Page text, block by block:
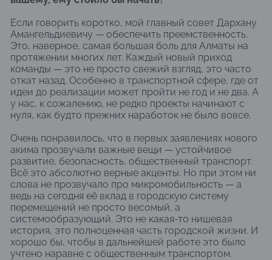
Если говорить коротко, мой главный совет Дархану
Амангельдиевичу — обеспечить преемственность.
Это, наверное, самая большая боль для Алматы на
протяжении многих лет. Каждый новый приход
команды — это не просто свежий взгляд, это часто
откат назад. Особенно в транспортной сфере, где от
идеи до реализации может пройти не год и не два. А
у нас, к сожалению, не редко проекты начинают с
нуля, как будто прежних наработок не было вовсе.
Очень понравилось, что в первых заявлениях нового
акима прозвучали важные вещи — устойчивое
развитие, безопасность, общественный транспорт.
Всё это абсолютно верные акценты. Но при этом ни
слова не прозвучало про микромобильность — а
ведь на сегодня её вклад в городскую систему
перемещений не просто весомый, а
системообразующий. Это не какая-то нишевая
история, это полноценная часть городской жизни. И
хорошо бы, чтобы в дальнейшей работе это было
учтено наравне с общественным транспортом.